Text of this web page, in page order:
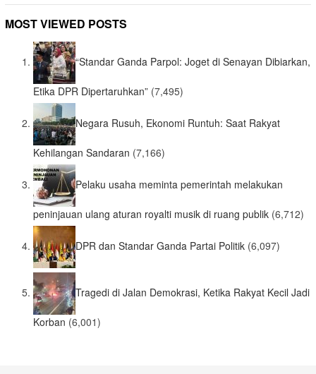
MOST VIEWED POSTS
“Standar Ganda Parpol: Joget di Senayan Dibiarkan,
Etika DPR Dipertaruhkan” (7,495)
Negara Rusuh, Ekonomi Runtuh: Saat Rakyat
Kehilangan Sandaran (7,166)
Pelaku usaha meminta pemerintah melakukan
peninjauan ulang aturan royalti musik di ruang publik (6,712)
DPR dan Standar Ganda Partai Politik (6,097)
Tragedi di Jalan Demokrasi, Ketika Rakyat Kecil Jadi
Korban (6,001)